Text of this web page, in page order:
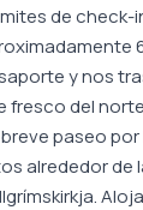
de check-
y nos
fresco del
paseo
alrededor de